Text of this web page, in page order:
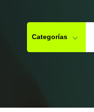
Categorías